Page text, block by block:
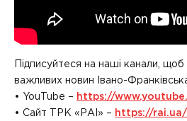
Підписуйтеся на наші канали,
важливих новин Івано-
• YouTube – https://
• Сайт ТРК «РАІ» – https://rai.ua/